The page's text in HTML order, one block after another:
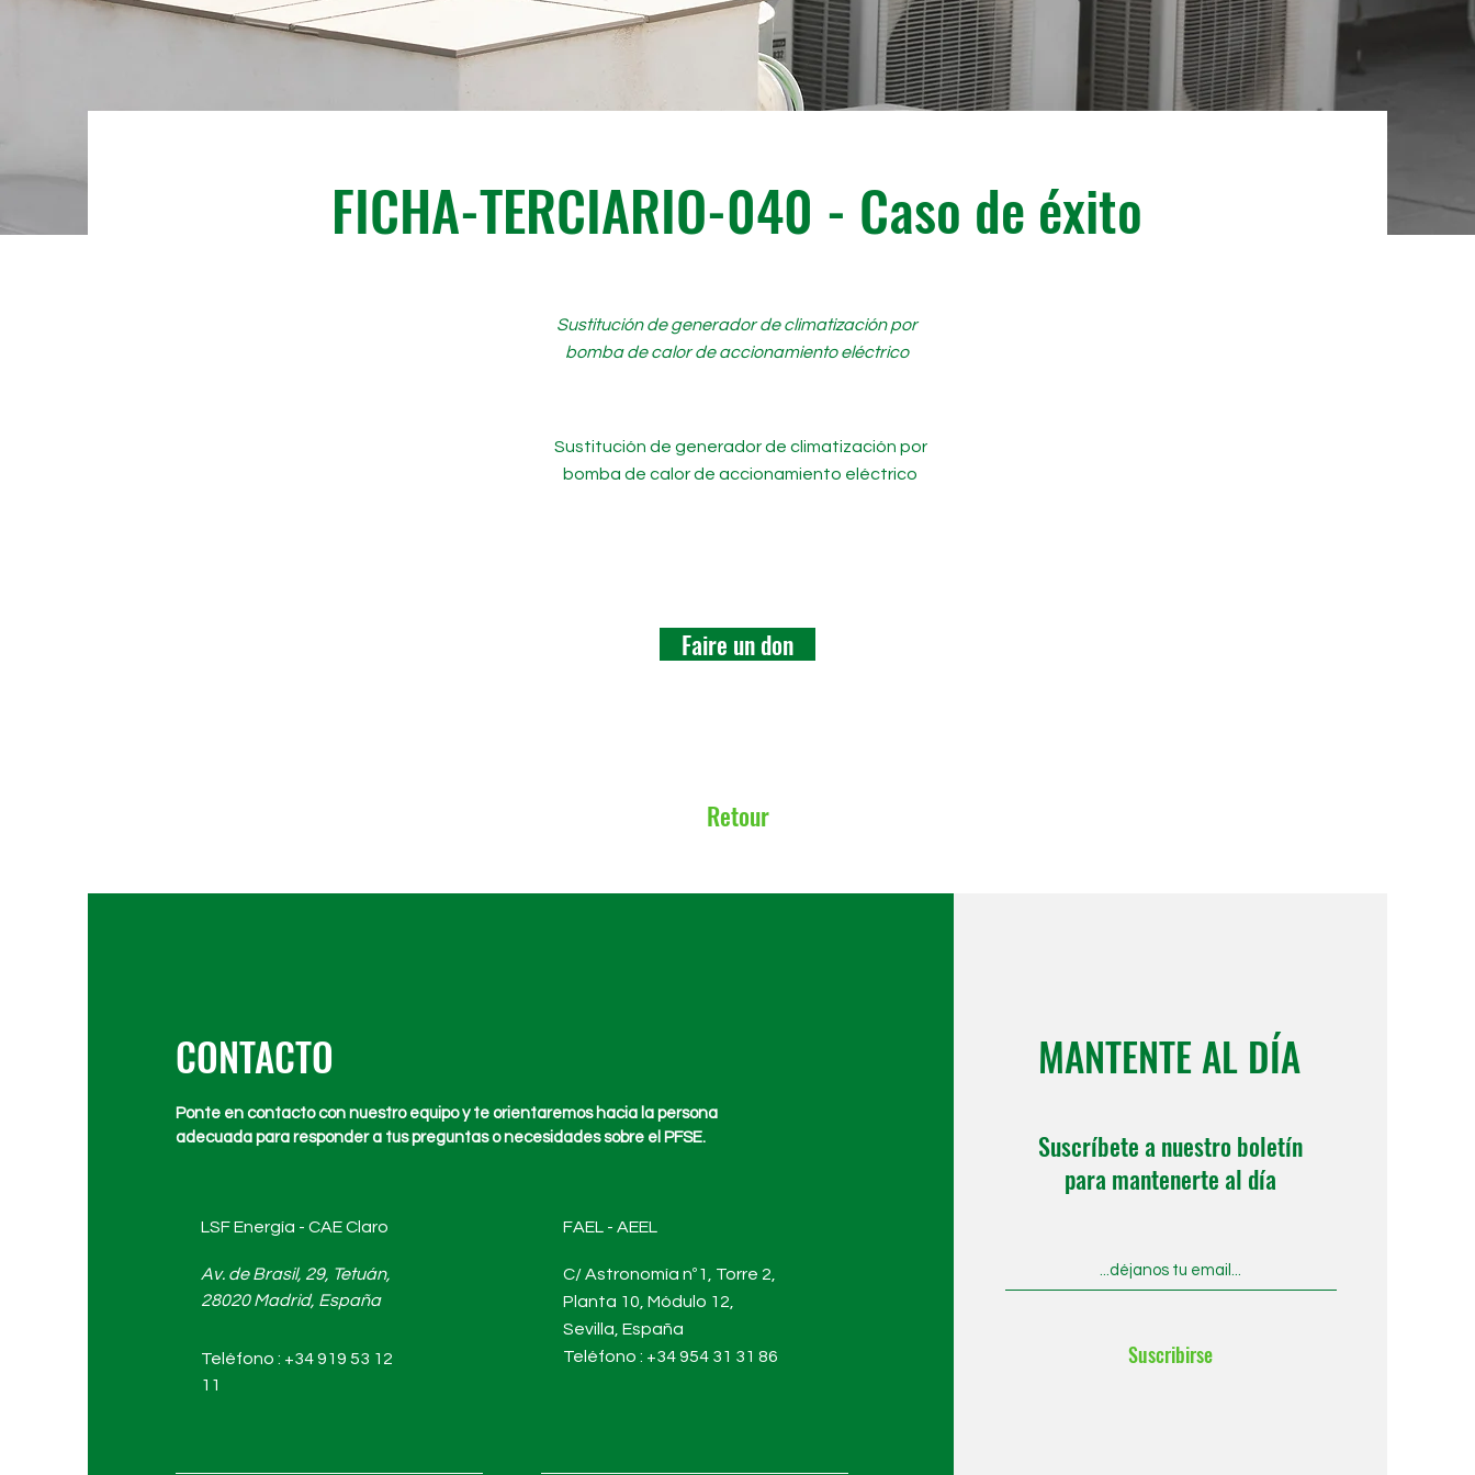
FICHA-TERCIARIO-040 - Caso de éxito
Sustitución de generador de climatización por
bomba de calor de accionamiento eléctrico
Sustitución de generador de climatización por
bomba de calor de accionamiento eléctrico
Faire un don
Retour
CONTACTO
Ponte en contacto con nuestro equipo y te orientaremos hacia la persona
adecuada para responder a tus preguntas o necesidades sobre el PFSE.
LSF Energía - CAE Claro
Av. de Brasil, 29, Tetuán,
28020 Madrid, España
Teléfono : +34 919 53 12
11
FAEL - AEEL
C/ Astronomía nº1, Torre 2,
Planta 10, Módulo 12,
Sevilla, España
Teléfono : +34954 31 31 86
MANTENTE AL DÍA
Suscríbete a nuestro boletín
para mantenerte al día
Suscribirse